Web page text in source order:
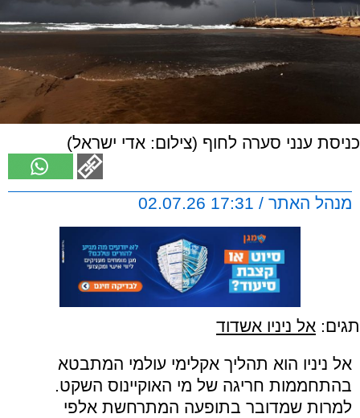
כניסת ענני סערה לחוף (צילום: אדי ישראל)
מנהל האתר / 17:31 02.07.26
תגים: אל ניניו אשדוד
אל ניניו הוא תהליך אקלימי עולמי המתבטא
בהתחממות חריגה של מי האוקיינוס השקט.
למרות שמדובר בתופעה המתרחשת אלפי